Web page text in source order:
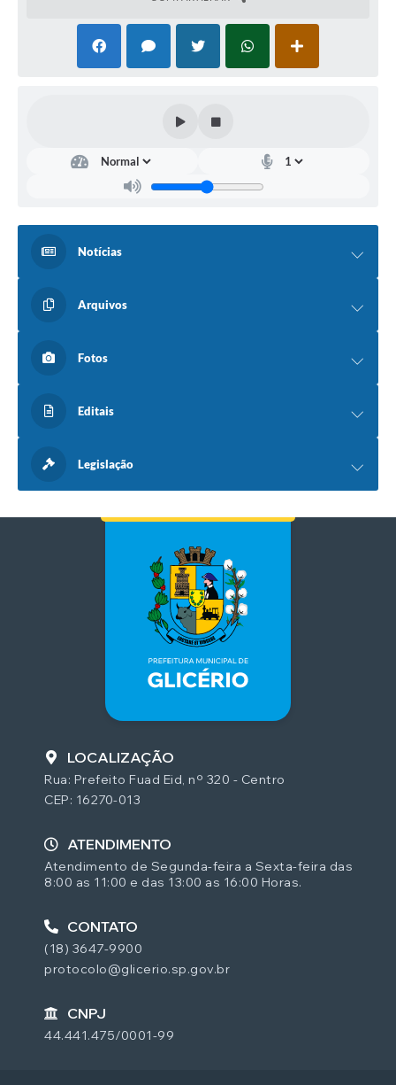
Notícias
Arquivos
Fotos
Editais
Legislação
LOCALIZAÇÃO
Rua: Prefeito Fuad Eid, nº 320 - Centro
CEP: 16270-013
CONTATO
(18) 3647-9900
protocolo@glicerio.sp.gov.br
ATENDIMENTO
Atendimento de Segunda-feira a Sexta-feira das
8:00 as 11:00 e das 13:00 as 16:00 Horas.
CNPJ
44.441.475/0001-99